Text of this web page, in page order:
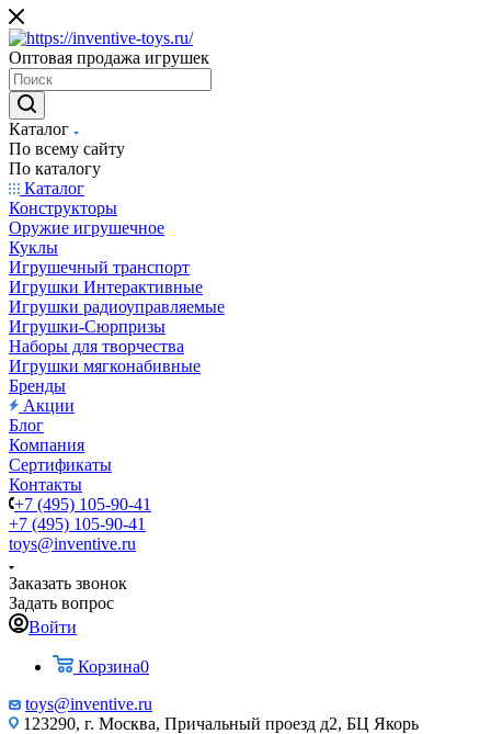
Оптовая продажа игрушек
Каталог
По всему сайту
По каталогу
Каталог
Конструкторы
Оружие игрушечное
Куклы
Игрушечный транспорт
Игрушки Интерактивные
Игрушки радиоуправляемые
Игрушки-Сюрпризы
Наборы для творчества
Игрушки мягконабивные
Бренды
Акции
Блог
Компания
Сертификаты
Контакты
+7 (495) 105-90-41
+7 (495) 105-90-41
toys@inventive.ru
Заказать звонок
Задать вопрос
Войти
Корзина0
toys@inventive.ru
123290, г. Москва, Причальный проезд д2, БЦ Якорь